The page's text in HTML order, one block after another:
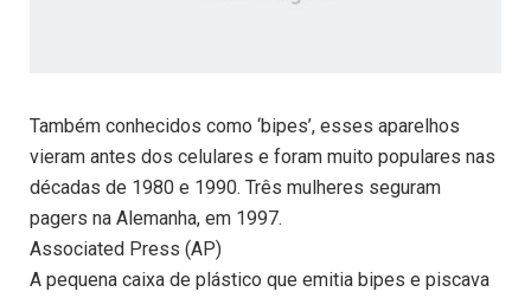
Também conhecidos como ‘bipes’, esses aparelhos
vieram antes dos celulares e foram muito populares nas
décadas de 1980 e 1990. Três mulheres seguram
pagers na Alemanha, em 1997.
Associated Press (AP)
A pequena caixa de plástico que emitia bipes e piscava